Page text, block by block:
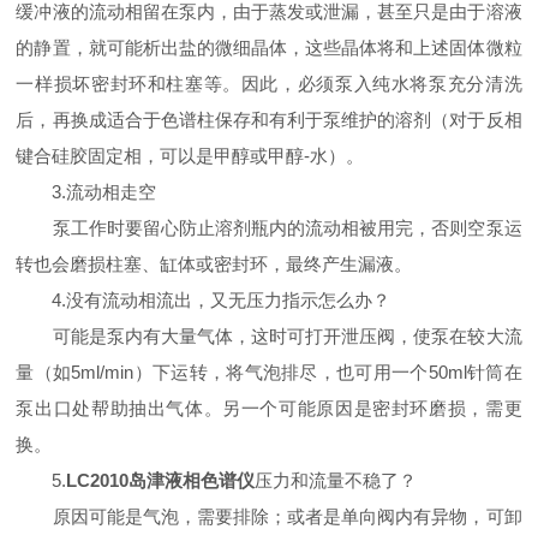
缓冲液的流动相留在泵内，由于蒸发或泄漏，甚至只是由于溶液
的静置，就可能析出盐的微细晶体，这些晶体将和上述固体微粒
一样损坏密封环和柱塞等。因此，必须泵入纯水将泵充分清洗
后，再换成适合于色谱柱保存和有利于泵维护的溶剂（对于反相
键合硅胶固定相，可以是甲醇或甲醇-水）。
3.流动相走空
泵工作时要留心防止溶剂瓶内的流动相被用完，否则空泵运
转也会磨损柱塞、缸体或密封环，最终产生漏液。
4.没有流动相流出，又无压力指示怎么办？
可能是泵内有大量气体，这时可打开泄压阀，使泵在较大流
量（如5ml/min）下运转，将气泡排尽，也可用一个50ml针筒在
泵出口处帮助抽出气体。另一个可能原因是密封环磨损，需更
换。
5.LC2010岛津液相色谱仪压力和流量不稳了？
原因可能是气泡，需要排除；或者是单向阀内有异物，可卸